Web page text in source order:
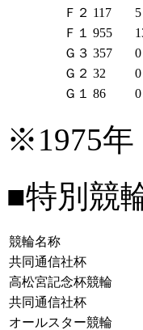
Ｆ２ 117 5
Ｆ１
955
Ｇ３ 357 0
Ｇ２ 32 0
Ｇ１
86 0
※1975年
■特別競
競輪名称
共同通信社杯
高松宮記念杯競輪
共同通信社杯
オールスター競輪